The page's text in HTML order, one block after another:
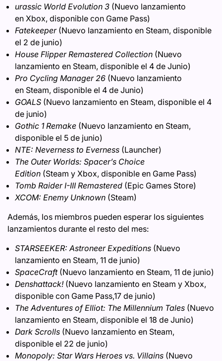
urassic World Evolution 3 (Nuevo lanzamiento
en Xbox, disponible con Game Pass)
Fatekeeper (Nuevo lanzamiento en Steam, disponible
el 2 de junio)
House Flipper Remastered Collection (Nuevo
lanzamiento en Steam, disponible el 4 de Junio)
Pro Cycling Manager 26 (Nuevo lanzamiento
en Steam, disponible el 4 de Junio)
GOALS (Nuevo lanzamiento en Steam, disponible el 4
de junio)
Gothic 1 Remake (Nuevo lanzamiento en Steam,
disponible el 5 de junio)
NTE: Neverness to Everness (Launcher)
The Outer Worlds: Spacer’s Choice
Edition (Steam y Xbox, disponible en Game Pass)
Tomb Raider I-III Remastered (Epic Games Store)
XCOM: Enemy Unknown (Steam)
Además, los miembros pueden esperar los siguientes
lanzamientos durante el resto del mes:
STARSEEKER: Astroneer Expeditions (Nuevo
lanzamiento en Steam, 11 de junio)
SpaceCraft (Nuevo lanzamiento en Steam, 11 de junio)
Denshattack! (Nuevo lanzamiento en Steam y Xbox,
disponible con Game Pass,17 de junio)
The Adventures of Elliot: The Millennium Tales (Nuevo
lanzamiento en Steam, disponible el 18 de Junio)
Dark Scrolls (Nuevo lanzamiento en Steam,
disponible el 22 de junio)
Monopoly: Star Wars Heroes vs. Villains (Nuevo